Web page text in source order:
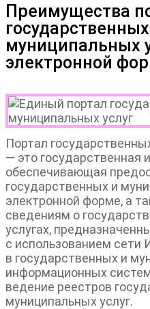
Преимущества
муниципальных
электронной
Портал
— это государственная
обеспечивающая
государственных и
электронной форме, а
сведениям о
услугах,
с использованием
в государственных и
информационных
ведение реестров
муниципальных услуг.